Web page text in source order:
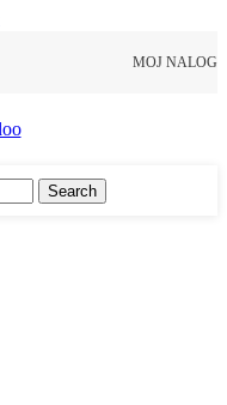
MOJ NALOG
Search